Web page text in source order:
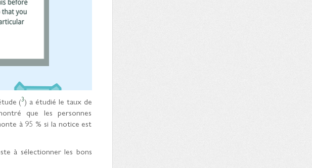
(3) a étudié le taux de
que les personnes
à 95 % si la notice est
à sélectionner les bons